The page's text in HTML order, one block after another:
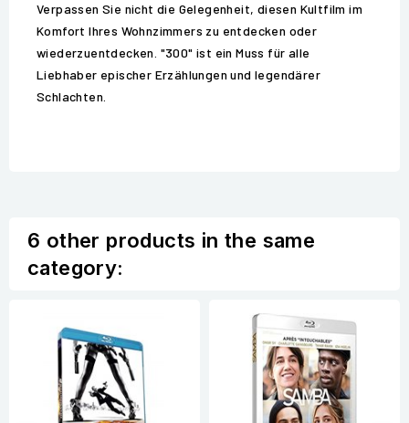
Verpassen Sie nicht die Gelegenheit, diesen Kultfilm im
Komfort Ihres Wohnzimmers zu entdecken oder
wiederzuentdecken. "300" ist ein Muss für alle
Liebhaber epischer Erzählungen und legendärer
Schlachten.
6 other products in the same
category: